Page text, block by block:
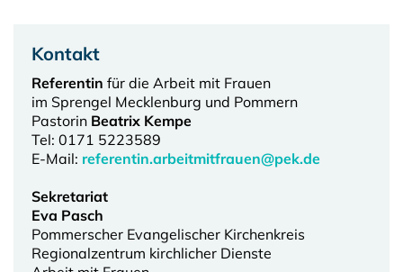
Kontakt
Referentin für die Arbeit mit Frauen
im Sprengel Mecklenburg und Pommern
Pastorin Beatrix Kempe
Tel: 0171 5223589
E-Mail: referentin.arbeitmitfrauen@pek.de
Sekretariat
Eva Pasch
Pommerscher Evangelischer Kirchenkreis
Regionalzentrum kirchlicher Dienste